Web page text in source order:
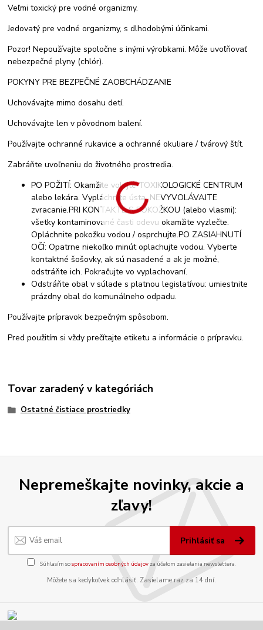
Veľmi toxický pre vodné organizmy.
Jedovatý pre vodné organizmy, s dlhodobými účinkami.
Pozor! Nepoužívajte spoločne s inými výrobkami. Môže uvoľňovať
nebezpečné plyny (chlór).
POKYNY PRE BEZPEČNÉ ZAOBCHÁDZANIE
Uchovávajte mimo dosahu detí.
Uchovávajte len v pôvodnom balení.
Používajte ochranné rukavice a ochranné okuliare / tvárový štít.
Zabráňte uvoľneniu do životného prostredia.
PO POŽITÍ: Okamžite volajte TOXIKOLOGICKÉ CENTRUM
alebo lekára. Vypláchnite ústa. NEVYVOLÁVAJTE
zvracanie.PRI KONTAKTE S POKOŽKOU (alebo vlasmi):
všetky kontaminované časti odevu okamžite vyzlečte.
Opláchnite pokožku vodou / osprchujte.PO ZASIAHNUTÍ
OČÍ: Opatrne niekoľko minút oplachujte vodou. Vyberte
kontaktné šošovky, ak sú nasadené a ak je možné,
odstráňte ich. Pokračujte vo vyplachovaní.
Odstráňte obal v súlade s platnou legislatívou: umiestnite
prázdny obal do komunálneho odpadu.
Používajte prípravok bezpečným spôsobom.
Pred použitím si vždy prečítajte etiketu a informácie o prípravku.
Tovar zaradený v kategóriách
Ostatné čistiace prostriedky
Nepremeškajte novinky, akcie a
zľavy!
Prihlásiť sa
Súhlasím sospracovaním osobných údajov za účelom zasielania newslettera.
Môžete sa kedykoľvek odhlásiť. Zasielame raz za 14 dní.